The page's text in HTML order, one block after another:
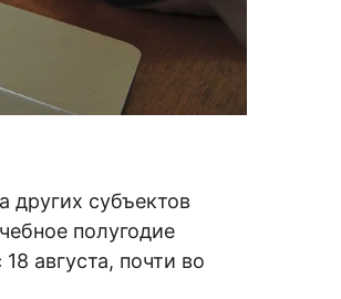
других субъектов
полугодие
августа, почти во